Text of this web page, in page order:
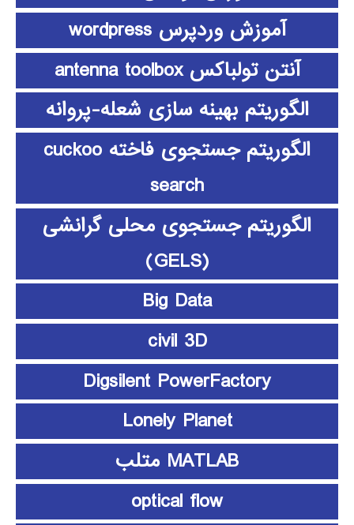
آموزش وردپرس wordpress
آنتن تولباکس antenna toolbox
الگوریتم بهینه سازی شعله-پروانه
الگوریتم جستجوی فاخته cuckoo
search
الگوریتم جستجوی محلی گرانشی
(GELS)
Big Data
civil 3D
Digsilent PowerFactory
Lonely Planet
MATLAB متلب
optical flow